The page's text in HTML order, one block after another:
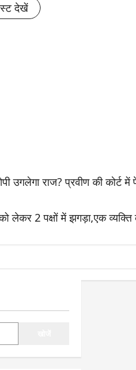
देखें
उगलेगा राज? प्रवीण की
2 पक्षों में झगड़ा,एक व्यक्ति